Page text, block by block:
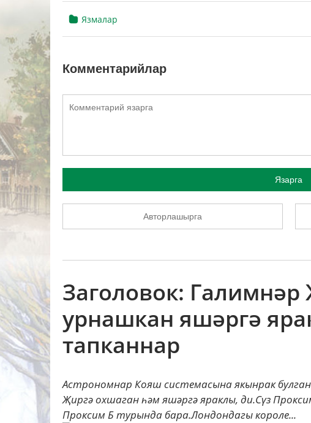
Язмалар
Комментарийлар
Язарга
Авторлашырга
Заголовок:
урнашкан яшәргә
тапканнар
Астрономнар Кояш системасына якынрак
Җиргә охшаган һәм яшәргә яраклы, ди.Сүз
Проксим Б турында бара.Лондондагы короле...